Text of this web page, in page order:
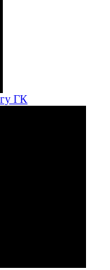
ГК